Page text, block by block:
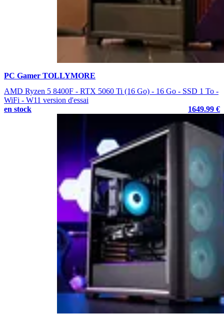
PC Gamer TOLLYMORE
AMD Ryzen 5 8400F - RTX 5060 Ti (16 Go) - 16 Go - SSD 1 To -
WiFi - W11 version d'essai
en stock
1649.99 €